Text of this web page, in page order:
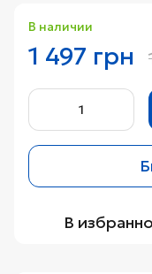
В наличии
1 497 грн
В